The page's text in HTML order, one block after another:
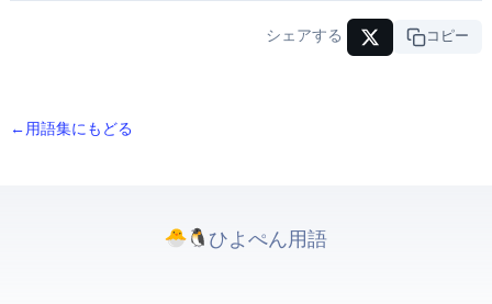
シェアする URLコピー
← 用語集にもどる
ひよぺんIT用語. All rights reserved.